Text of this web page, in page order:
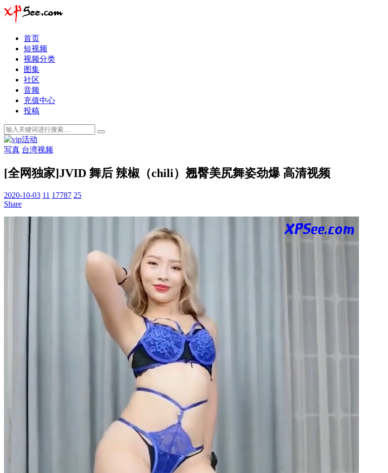
首页
短视频
视频分类
图集
社区
音频
充值中心
投稿
写真 台湾视频
[全网独家]JVID 舞后 辣椒（chili）翘臀美尻舞姿劲爆 高清视频
2020-10-03 11 17787 25
Share